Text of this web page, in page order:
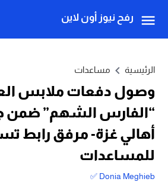
رفح نيوز أون لاين
الرئيسية مساعدات
وصول دفعات ملابس
“الفارس الشهم” ضمن
أهالي غزة- مرفق رابط
للمساعدات
Donia Meghieb ✅